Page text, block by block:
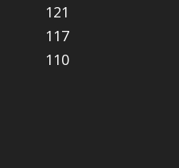
121
117
110